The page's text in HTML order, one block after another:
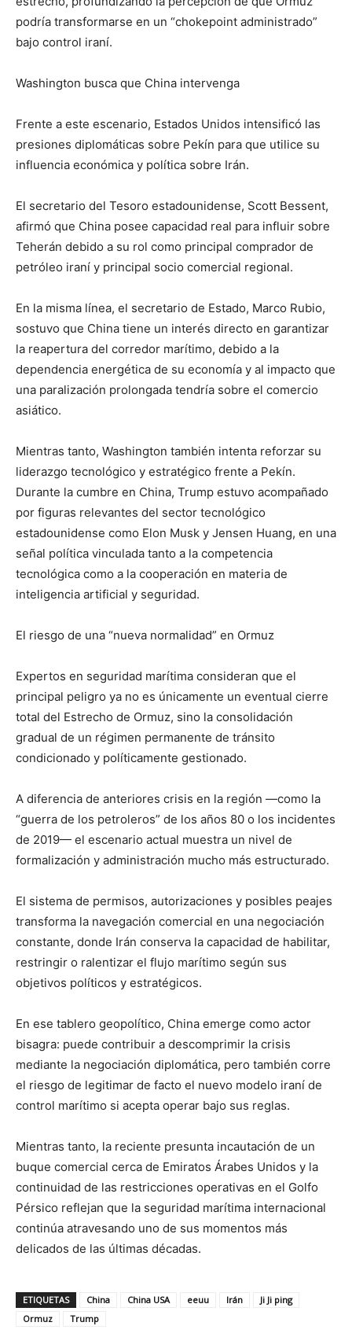
podría transformarse en un “chokepoint administrado”
bajo control iraní.
Washington busca que China intervenga
Frente a este escenario, Estados Unidos intensificó las
presiones diplomáticas sobre Pekín para que utilice su
influencia económica y política sobre Irán.
El secretario del Tesoro estadounidense, Scott Bessent,
afirmó que China posee capacidad real para influir sobre
Teherán debido a su rol como principal comprador de
petróleo iraní y principal socio comercial regional.
En la misma línea, el secretario de Estado, Marco Rubio,
sostuvo que China tiene un interés directo en garantizar
la reapertura del corredor marítimo, debido a la
dependencia energética de su economía y al impacto que
una paralización prolongada tendría sobre el comercio
asiático.
Mientras tanto, Washington también intenta reforzar su
liderazgo tecnológico y estratégico frente a Pekín.
Durante la cumbre en China, Trump estuvo acompañado
por figuras relevantes del sector tecnológico
estadounidense como Elon Musk y Jensen Huang, en una
señal política vinculada tanto a la competencia
tecnológica como a la cooperación en materia de
inteligencia artificial y seguridad.
El riesgo de una “nueva normalidad” en Ormuz
Expertos en seguridad marítima consideran que el
principal peligro ya no es únicamente un eventual cierre
total del Estrecho de Ormuz, sino la consolidación
gradual de un régimen permanente de tránsito
condicionado y políticamente gestionado.
A diferencia de anteriores crisis en la región —como la
“guerra de los petroleros” de los años 80 o los incidentes
de 2019— el escenario actual muestra un nivel de
formalización y administración mucho más estructurado.
El sistema de permisos, autorizaciones y posibles peajes
transforma la navegación comercial en una negociación
constante, donde Irán conserva la capacidad de habilitar,
restringir o ralentizar el flujo marítimo según sus
objetivos políticos y estratégicos.
En ese tablero geopolítico, China emerge como actor
bisagra: puede contribuir a descomprimir la crisis
mediante la negociación diplomática, pero también corre
el riesgo de legitimar de facto el nuevo modelo iraní de
control marítimo si acepta operar bajo sus reglas.
Mientras tanto, la reciente presunta incautación de un
buque comercial cerca de Emiratos Árabes Unidos y la
continuidad de las restricciones operativas en el Golfo
Pérsico reflejan que la seguridad marítima internacional
continúa atravesando uno de sus momentos más
delicados de las últimas décadas.
ETIQUETAS China China USA eeuu Irán
Ji Ji ping
Ormuz
Trump